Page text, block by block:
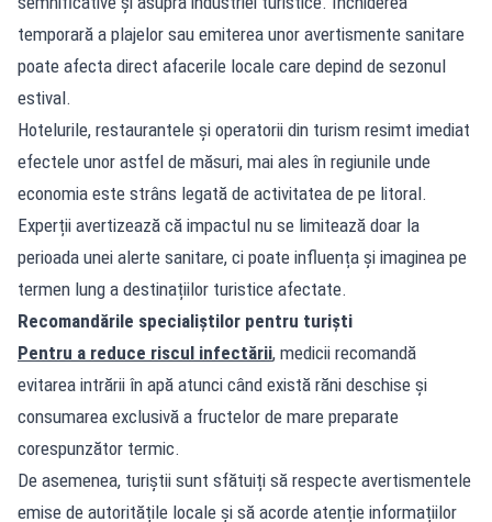
temporară a plajelor sau emiterea unor avertismente sanitare
poate afecta direct afacerile locale care depind de sezonul
estival.
Hotelurile, restaurantele și operatorii din turism resimt imediat
efectele unor astfel de măsuri, mai ales în regiunile unde
economia este strâns legată de activitatea de pe litoral.
Experții avertizează că impactul nu se limitează doar la
perioada unei alerte sanitare, ci poate influența și imaginea pe
termen lung a destinațiilor turistice afectate.
Recomandările specialiștilor pentru turiști
Pentru a reduce riscul infectării, medicii recomandă
evitarea intrării în apă atunci când există răni deschise și
consumarea exclusivă a fructelor de mare preparate
corespunzător termic.
De asemenea, turiștii sunt sfătuiți să respecte avertismentele
emise de autoritățile locale și să acorde atenție informațiilor